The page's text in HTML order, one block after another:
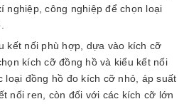
nghiệp, công nghiệp để chọn loại
kết nối phù hợp, dựa vào kích cỡ
kích cỡ đồng hồ và kiểu kết nối
loại đồng hồ đo kích cỡ nhỏ, áp suất
nối ren, còn đối với các kích cỡ lớn